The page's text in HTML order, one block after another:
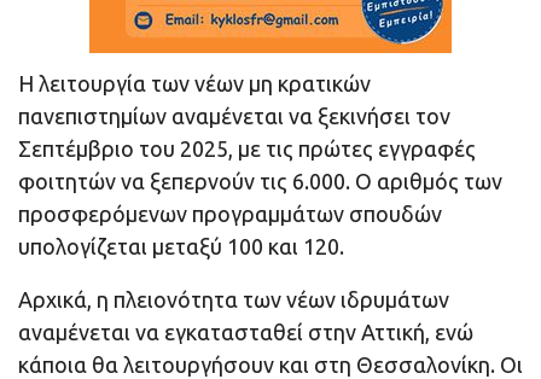
Η λειτουργία των νέων μη κρατικών
πανεπιστημίων αναμένεται να ξεκινήσει τον
Σεπτέμβριο του 2025, με τις πρώτες εγγραφές
φοιτητών να ξεπερνούν τις 6.000. Ο αριθμός των
προσφερόμενων προγραμμάτων σπουδών
υπολογίζεται μεταξύ 100 και 120.
Αρχικά, η πλειονότητα των νέων ιδρυμάτων
αναμένεται να εγκατασταθεί στην Αττική, ενώ
κάποια θα λειτουργήσουν και στη Θεσσαλονίκη. Οι